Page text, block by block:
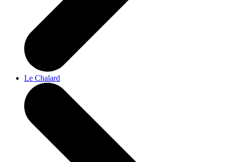
Le Chalard